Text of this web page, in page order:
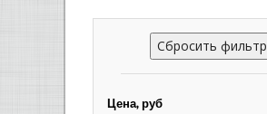
Сбросить фильтр
Цена, руб